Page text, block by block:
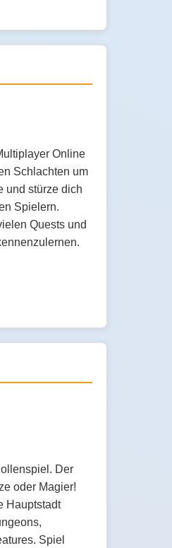
Online
Schlachten um
und stürze dich
Spielern.
Quests und
Der
oder Magier!
Hauptstadt
Spiel